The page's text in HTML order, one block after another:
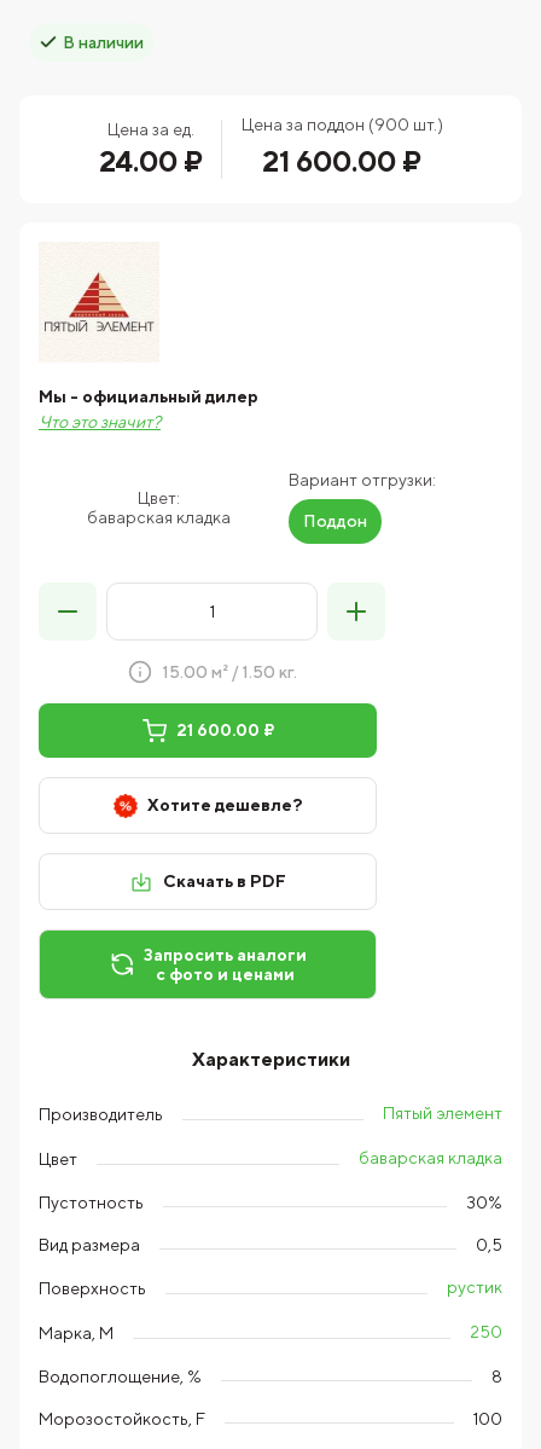
В наличии
Цена за ед.
24.00 ₽
Цена за поддон (900 шт.)
21 600.00 ₽
Цвет:
баварская кладка
Вариант отгрузки:
Поддон
Мы - официальный дилер
Что это значит?
15.00 м² / 1.50 кг.
21 600.00 ₽
Хотите дешевле?
Скачать в PDF
Запросить аналоги
с фото и ценами
Характеристики
Производитель Пятый элемент
Цвет баварская кладка
Пустотность 30%
Вид размера 0,5
Поверхность рустик
Марка, М 250
Водопоглощение, % 8
Морозостойкость, F 100